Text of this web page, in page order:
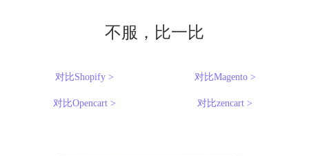
不服，比一比
对比Shopify > 对比Magento >
对比Opencart > 对比zencart >